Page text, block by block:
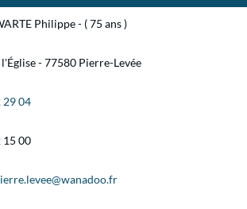
Philippe - ( 75 ans )
l'Église - 77580 Pierre-Levée
29 04
15 00